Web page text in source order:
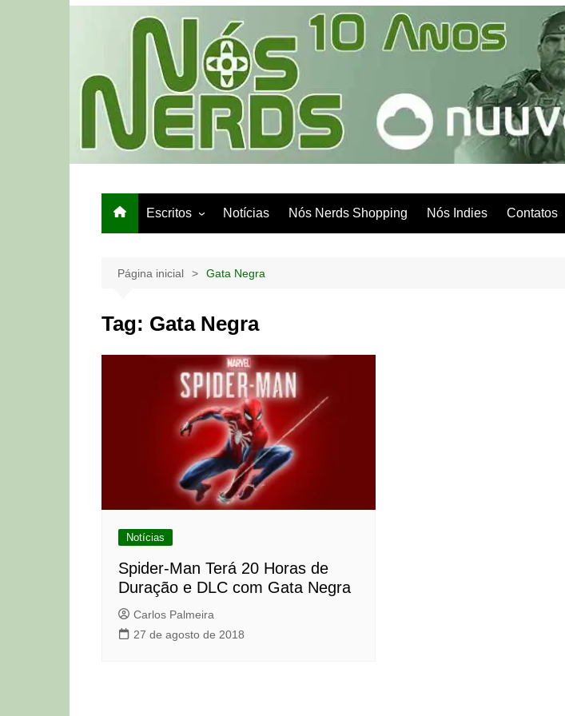
Escritos
Papo de Bar
Notícias Nós Nerds Shopping Nós Indies Contatos
Página inicial Gata Negra
Tag: Gata Negra
Notícias
Spider-Man Terá 20 Horas de
Duração e DLC com Gata Negra
Carlos Palmeira
27 de agosto de 2018